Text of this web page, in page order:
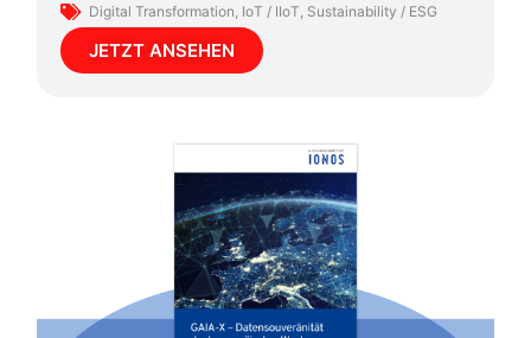
Digital Transformation IoT / IIoT Sustainability / ESG
JETZT ANSEHEN